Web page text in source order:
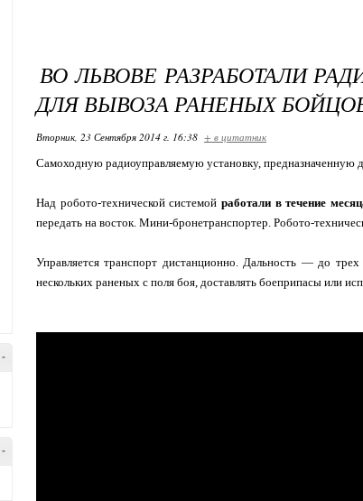
-
-
ВО ЛЬВОВЕ РАЗРАБОТАЛИ
ДЛЯ ВЫВОЗА РАНЕНЫХ
Вторник, 23 Сентября 2014 г. 16:38 + в цитатник
Самоходную радиоуправляемую установку, предназначенную
Над робото-технической системой работали в течение
передать на восток. Мини-бронетранспортер. Робото-
Управляется транспорт дистанционно. Дальность — до
нескольких раненых с поля боя, доставлять боеприпасы или